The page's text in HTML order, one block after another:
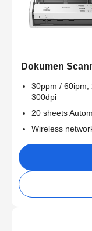
Dokumen
30ppm / 60ipm,
300dpi
20 sheets
Wireless